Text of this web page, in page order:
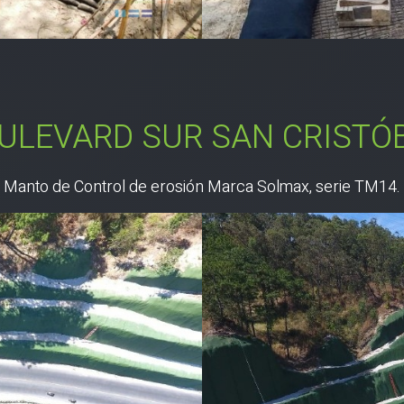
SUR SAN
Manto de Control de erosión Marca Solmax, serie TM14.